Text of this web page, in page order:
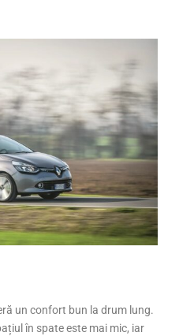
un confort bun la drum lung.
în spate este mai mic, iar